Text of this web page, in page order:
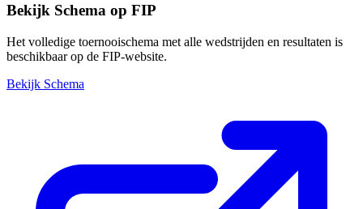
Bekijk Schema op FIP
Het volledige toernooischema met alle wedstrijden en resultaten is
beschikbaar op de FIP-website.
Bekijk Schema